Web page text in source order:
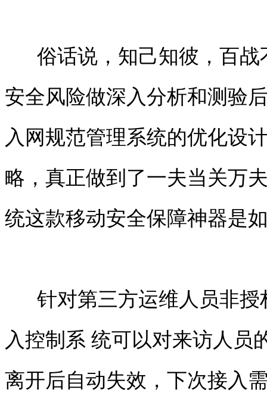
俗话说，知己知彼，百战
安全风险做深入分析和测验
入网规范管理系统的优化设
略，真正做到了一夫当关万
统这款移动安全保障神器是
针对第三方运维人员非授
入控制 系 统可以对来访人员
离开后自动失效，下次接入